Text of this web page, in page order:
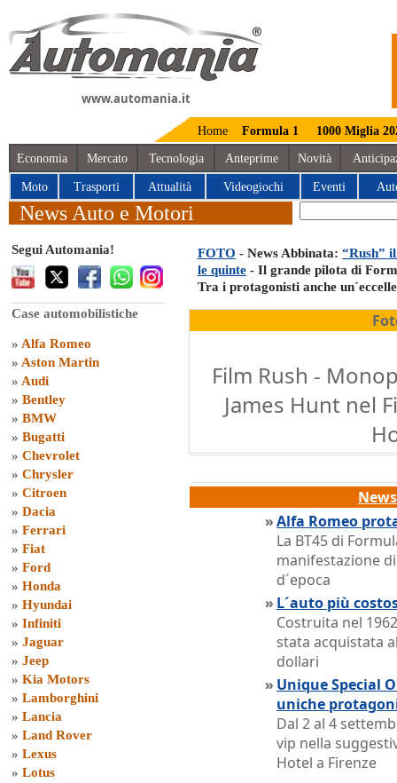
www.automania.it
Home Formula 1 1000 Miglia
Economia Mercato Tecnologia Anteprime Novità
Moto Trasporti Attualità Videogiochi Eventi
News Auto e Motori
Segui Automania!
Case automobilistiche
» Alfa Romeo
» Aston Martin
» Audi
» Bentley
» BMW
» Bugatti
» Chevrolet
» Chrysler
» Citroen
» Dacia
» Ferrari
» Fiat
» Ford
» Honda
» Hyundai
» Infiniti
» Jaguar
» Jeep
» Kia Motors
» Lamborghini
» Lancia
» Land Rover
» Lexus
» Lotus
FOTO - News Abbinata: “Rush”
le quinte - Il grande pilota di
Tra i protagonisti anche
Film Rush -
James Hunt nel
»Alfa Romeo
La BT45 di
manifestazione
d´epoca
» L´auto più
Costruita nel
stata acquistata
dollari
» Unique Special
uniche
Dal 2 al 4
vip nella
Hotel a Firenze